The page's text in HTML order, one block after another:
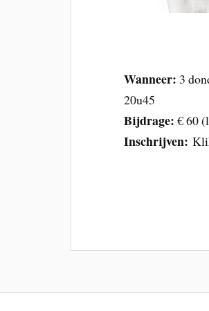
Wanneer: 3
20u45
Bijdrage: € 60
Inschrijven: